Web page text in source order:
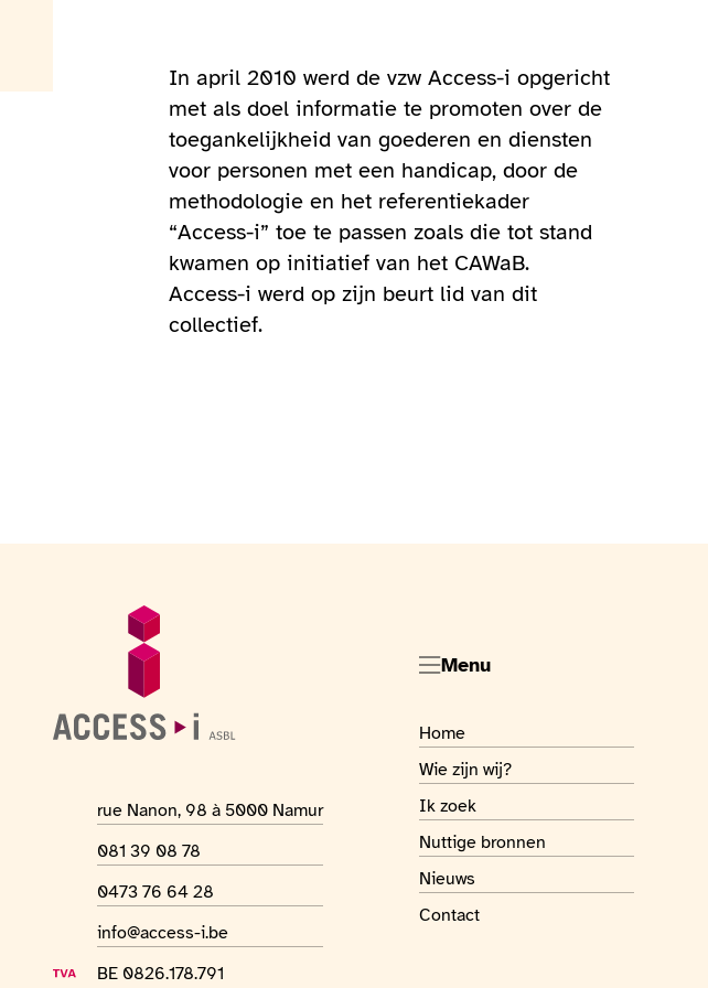
In april 2010 werd de vzw Access-i opgericht
met als doel informatie te promoten over de
toegankelijkheid van goederen en diensten
voor personen met een handicap, door de
methodologie en het referentiekader
“Access-i” toe te passen zoals die tot stand
kwamen op initiatief van het CAWaB.
Access-i werd op zijn beurt lid van dit
collectief.
Algemene informatie
Adres van de locatie
rue Nanon, 98 à 5000 Namur
Telefoonnummer
081 39 08 78
Whatsapp-nummer
0473 76 64 28
E-mailadres
info@access-i.be
BTW-nummer
BE 0826.178.791
Menu
Visiter la page
Home
Visiter la page
Wie zijn wij?
Visiter la page
Ik zoek
Visiter la page
Nuttige bronnen
Visiter la page
Nieuws
Visiter la page
Contact